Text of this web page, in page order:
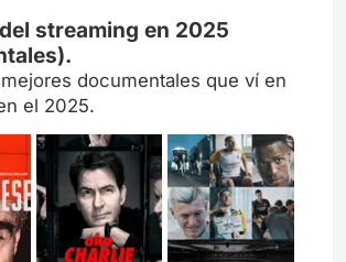
streaming en 2025
documentales que ví en
el 2025.